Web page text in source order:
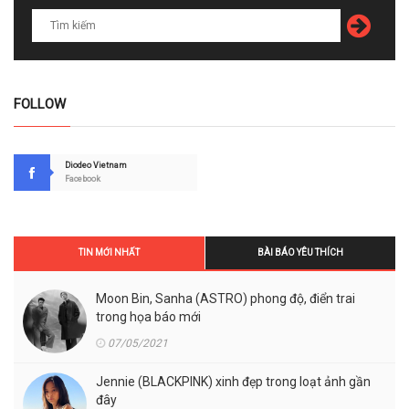
FOLLOW
Diodeo Vietnam
Facebook
TIN MỚI NHẤT BÀI BÁO YÊU THÍCH
Moon Bin, Sanha (ASTRO) phong độ, điển trai
trong họa báo mới
07/05/2021
Jennie (BLACKPINK) xinh đẹp trong loạt ảnh gần
đây